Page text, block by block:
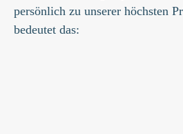
persönlich zu unserer höchsten
bedeutet das: